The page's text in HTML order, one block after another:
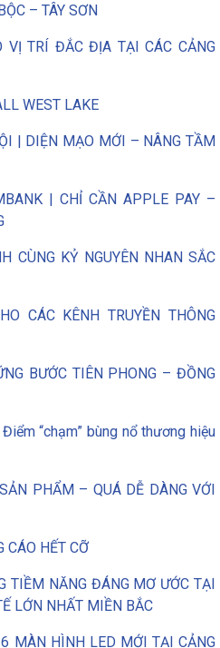
– TÂY SƠN
VỊ TRÍ ĐẮC ĐỊA TẠI CÁC CẢNG
WEST LAKE
| DIỆN MẠO MỚI – NÂNG TẦM
| CHỈ CẦN APPLE PAY –
CÙNG KỶ NGUYÊN NHAN SẮC
CÁC KÊNH TRUYỀN THÔNG
BƯỚC TIÊN PHONG – ĐỒNG
“chạm” bùng nổ thương hiệu
PHẨM – QUÁ DỄ DÀNG VỚI
CÁO HẾT CỠ
TIỀM NĂNG ĐÁNG MƠ ƯỚC TẠI
LỚN NHẤT MIỀN BẮC
MÀN HÌNH LED MỚI TẠI CẢNG